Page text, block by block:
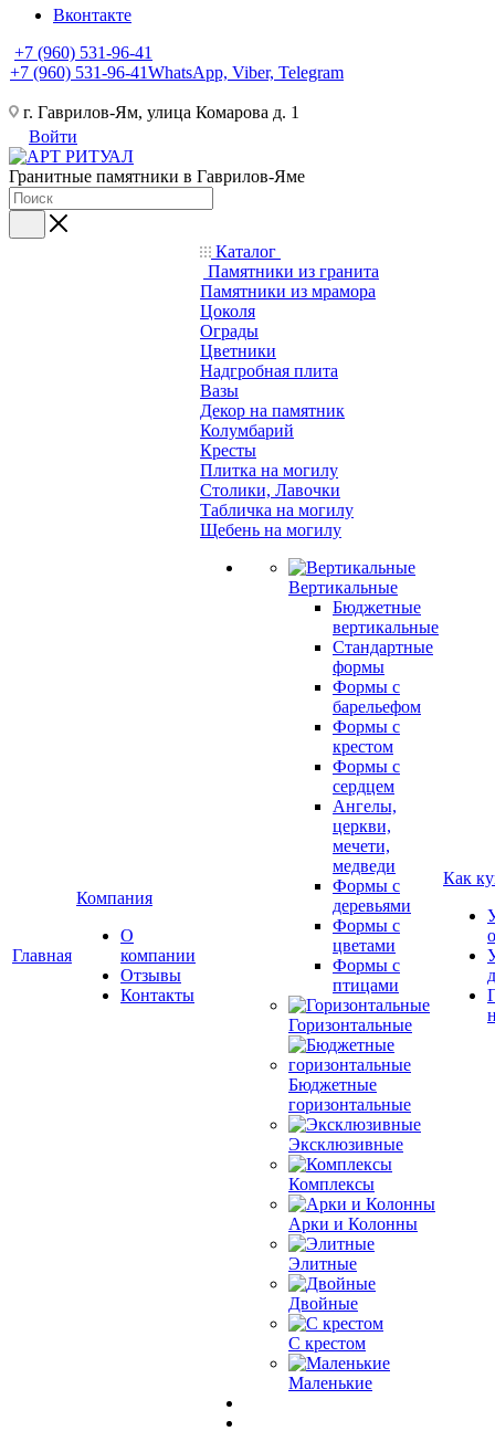
Вконтакте
+7 (960) 531-96-41
+7 (960) 531-96-41WhatsApp, Viber, Telegram
г. Гаврилов-Ям, улица Комарова д. 1
Войти
Гранитные памятники в Гаврилов-Яме
Главная
Компания
О
компании
Отзывы
Контакты
Каталог
Памятники из гранита
Памятники из мрамора
Цоколя
Ограды
Цветники
Надгробная плита
Вазы
Декор на памятник
Колумбарий
Кресты
Плитка на могилу
Столики, Лавочки
Табличка на могилу
Щебень на могилу
Вертикальные
Бюджетные
вертикальные
Стандартные
формы
Формы с
барельефом
Формы с
крестом
Формы с
сердцем
Ангелы,
церкви,
мечети,
медведи
Формы с
деревьями
Формы с
цветами
Формы с
птицами
Горизонтальные
Бюджетные
горизонтальные
Эксклюзивные
Комплексы
Арки и Колонны
Элитные
Двойные
С крестом
Маленькие
Как